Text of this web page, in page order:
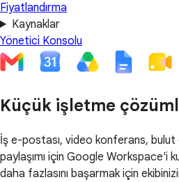
Fiyatlandırma
Kaynaklar
Yönetici Konsolu
Küçük işletme
İş e-postası, video konferans, bulut
paylaşımı için Google Workspace'i
daha fazlasını başarmak için